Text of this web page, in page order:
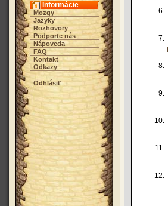
Informácie
Mozgy
Jazyky
Rozhovory
Podporte nás
Nápoveda
FAQ
Kontakt
Odkazy
Odhlásiť
6.
7.
8.
9.
10.
11.
12.